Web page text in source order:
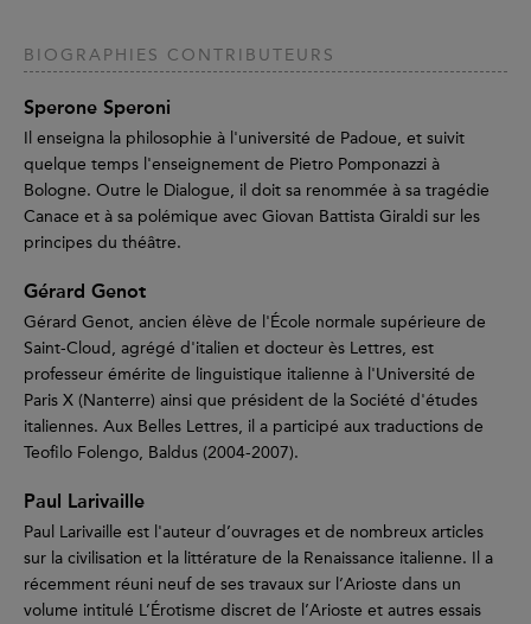
BIOGRAPHIES CONTRIBUTEURS
Sperone Speroni
Il enseigna la philosophie à l'université de Padoue, et suivit
quelque temps l'enseignement de Pietro Pomponazzi à
Bologne. Outre le Dialogue, il doit sa renommée à sa tragédie
Canace et à sa polémique avec Giovan Battista Giraldi sur les
principes du théâtre.
Gérard Genot
Gérard Genot, ancien élève de l'École normale supérieure de
Saint-Cloud, agrégé d'italien et docteur ès Lettres, est
professeur émérite de linguistique italienne à l'Université de
Paris X (Nanterre) ainsi que président de la Société d'études
italiennes. Aux Belles Lettres, il a participé aux traductions de
Teofilo Folengo, Baldus (2004-2007).
Paul Larivaille
Paul Larivaille est l'auteur d’ouvrages et de nombreux articles
sur la civilisation et la littérature de la Renaissance italienne. Il a
récemment réuni neuf de ses travaux sur l’Arioste dans un
volume intitulé L’Érotisme discret de l’Arioste et autres essais